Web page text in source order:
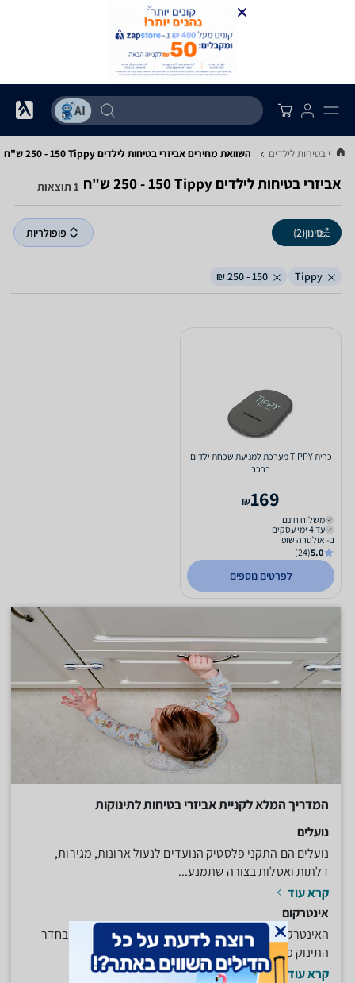
אביזרי בטיחות לילדים השוואת מחירים אביזרי בטיחות לילדים ‏Tippy ‏150 - 250 ‏ש"ח
אביזרי בטיחות לילדים ‏Tippy ‏150 - 250 ‏ש"ח 1 תוצאות
סינון(2) פופולריות
Tippy
150 - 250 ₪
כרית TIPPY מערכת למניעת שכחת ילדים
ברכב
169
₪
משלוח חינם
עד 4 ימי עסקים
ב- אולטרה שופ
5.0
(24)
לפרטים נוספים
המדריך המלא לקניית אביזרי בטיחות לתינוקות
נועלים
נועלים הם התקני פלסטיק הנועדים לנעול ארונות, מגירות,
דלתות ואסלות בצורה שתמנע...
קרא עוד
אינטרקום
האינטרקום הוא מכשיר המאפשר לכם להאזין למתרחש בחדר
התינוק מחדר השינה שלכם או כל...
קרא עוד